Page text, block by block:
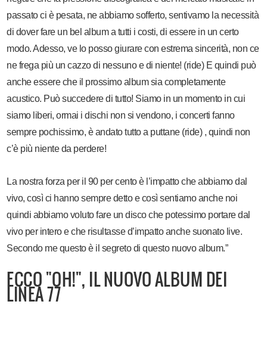
passato ci è pesata, ne abbiamo sofferto, sentivamo la necessità
di dover fare un bel album a tutti i costi, di essere in un certo
modo. Adesso, ve lo posso giurare con estrema sincerità, non ce
ne frega più un cazzo di nessuno e di niente! (ride) E quindi può
anche essere che il prossimo album sia completamente
acustico. Può succedere di tutto! Siamo in un momento in cui
siamo liberi, ormai i dischi non si vendono, i concerti fanno
sempre pochissimo, è andato tutto a puttane (ride) , quindi non
c’è più niente da perdere!
La nostra forza per il 90 per cento è l’impatto che abbiamo dal
vivo, così ci hanno sempre detto e così sentiamo anche noi
quindi abbiamo voluto fare un disco che potessimo portare dal
vivo per intero e che risultasse d’impatto anche suonato live.
Secondo me questo è il segreto di questo nuovo album.”
ECCO "OH!", IL NUOVO ALBUM DEI
LINEA 77